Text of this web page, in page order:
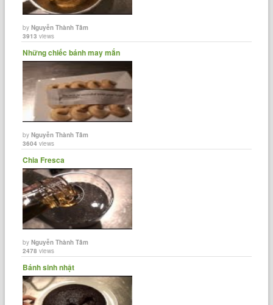
byNguyễn Thành Tâm
3913 views
Những chiếc bánh may mắn
byNguyễn Thành Tâm
3604 views
Chia Fresca
byNguyễn Thành Tâm
2478 views
Bánh sinh nhật